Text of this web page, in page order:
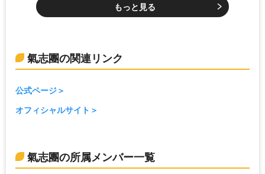
もっと見る
氣志團の関連リンク
公式ページ
オフィシャルサイト
氣志團の所属メンバー一覧